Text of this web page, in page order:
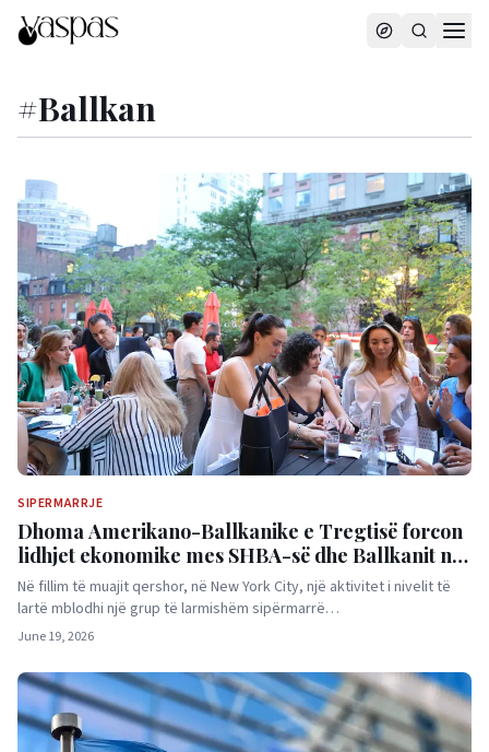
#Ballkan
SIPERMARRJE
Dhoma Amerikano-Ballkanike e Tregtisë forcon
lidhjet ekonomike mes SHBA-së dhe Ballkanit në
New York
Në fillim të muajit qershor, në New York City, një aktivitet i nivelit të
lartë mblodhi një grup të larmishëm sipërmarrë…
June 19, 2026